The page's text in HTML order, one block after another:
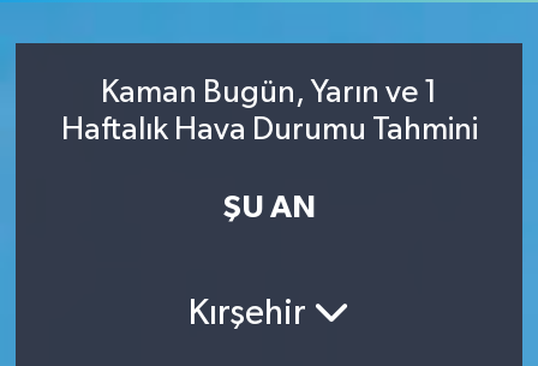
Kaman Bugün, Yarın ve 1
Haftalık Hava Durumu Tahmini
ŞU AN
Kırşehir
Süper Lig Puan Durumu ve Fikstür
Son Dakika Haberleri